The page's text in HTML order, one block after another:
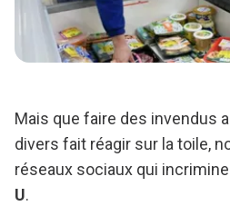
Mais que faire des invendus
divers fait réagir sur la toile,
réseaux sociaux qui
U.